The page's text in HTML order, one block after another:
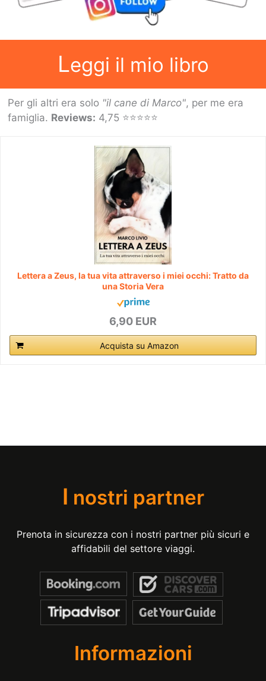
Leggi il mio libro
Per gli altri era solo "il cane di Marco", per me era
famiglia. Reviews: 4,75 ⭐⭐⭐⭐⭐
Lettera a Zeus, la tua vita attraverso i miei occhi: Tratto da
una Storia Vera
6,90 EUR
Acquista su Amazon
I nostri partner
Prenota in sicurezza con i nostri partner più sicuri e
affidabili del settore viaggi.
Informazioni